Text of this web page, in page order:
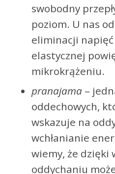
swobodny
poziom. U nas
eliminacji
elastycznej
mikrokrążeniu.
pranajama –
oddechowych,
wskazuje na
wchłanianie
wiemy, że dzięki
oddychaniu